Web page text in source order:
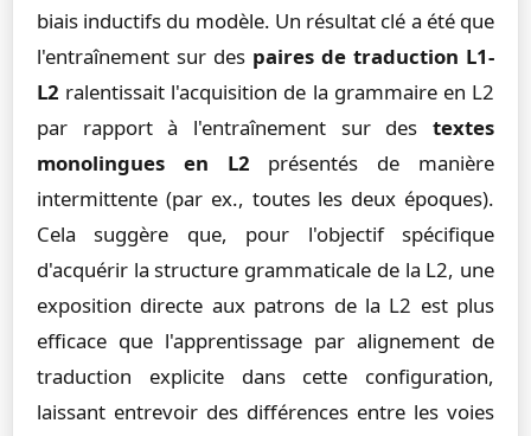
biais inductifs du modèle. Un résultat clé a été que
l'entraînement sur des paires de traduction L1-
L2 ralentissait l'acquisition de la grammaire en L2
par rapport à l'entraînement sur des textes
monolingues en L2 présentés de manière
intermittente (par ex., toutes les deux époques).
Cela suggère que, pour l'objectif spécifique
d'acquérir la structure grammaticale de la L2, une
exposition directe aux patrons de la L2 est plus
efficace que l'apprentissage par alignement de
traduction explicite dans cette configuration,
laissant entrevoir des différences entre les voies